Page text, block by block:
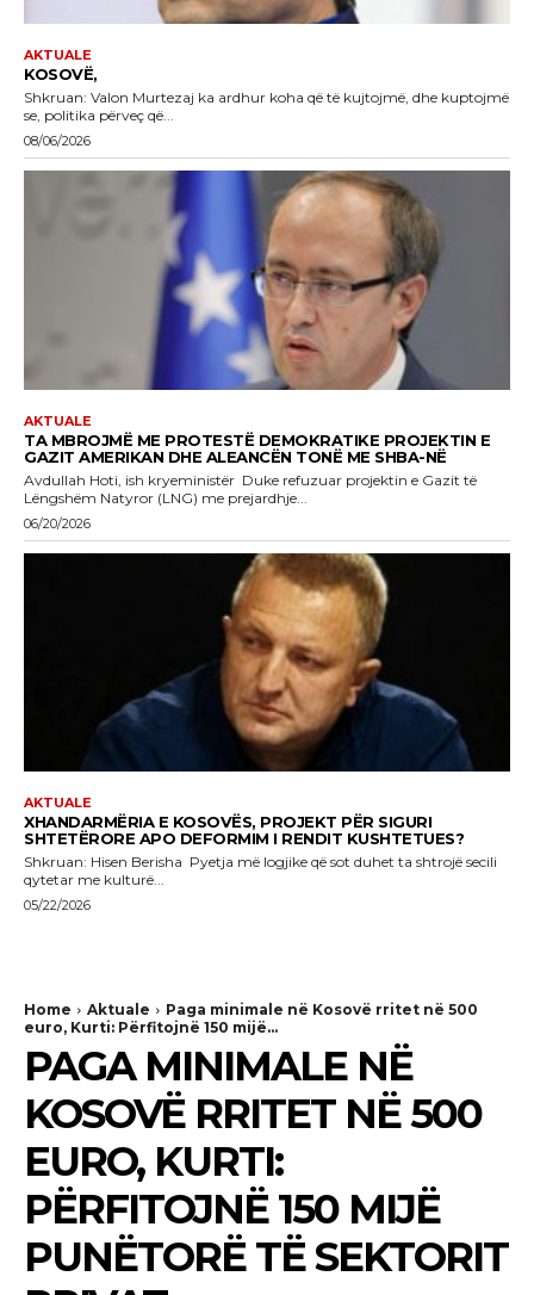
AKTUALE
KOSOVË,
Shkruan: Valon Murtezaj ka ardhur koha që të kujtojmë, dhe kuptojmë
se, politika përveç që...
08/06/2026
AKTUALE
TA MBROJMË ME PROTESTË DEMOKRATIKE PROJEKTIN E
GAZIT AMERIKAN DHE ALEANCËN TONË ME SHBA-NË
Avdullah Hoti, ish kryeministër Duke refuzuar projektin e Gazit të
Lëngshëm Natyror (LNG) me prejardhje...
06/20/2026
AKTUALE
XHANDARMËRIA E KOSOVËS, PROJEKT PËR SIGURI
SHTETËRORE APO DEFORMIM I RENDIT KUSHTETUES?
Shkruan: Hisen Berisha Pyetja më logjike që sot duhet ta shtrojë secili
qytetar me kulturë...
05/22/2026